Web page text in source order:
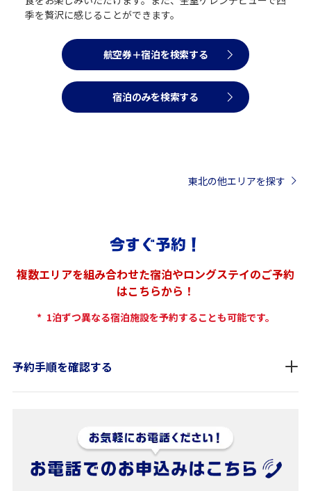
季を贅沢に感じることができます。
航空券＋宿泊を検索する
宿泊のみを検索する
東北の他エリアを探す
複数エリアを組み合わせた宿泊やロングステイのご予約
はこちらから！
* 1泊ずつ異なる宿泊施設を予約することも可能です。
予約手順を確認する